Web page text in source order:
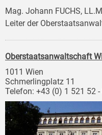
Mag. Johann FUCHS,
Leiter der
Oberstaatsanwaltschaft
1011 Wien
Schmerlingplatz 11
Telefon: +43 (0) 1 521 52 -